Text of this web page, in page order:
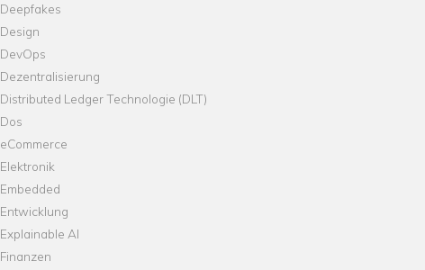
Deepfakes
Design
DevOps
Dezentralisierung
Distributed Ledger Technologie (DLT)
Dos
eCommerce
Elektronik
Embedded
Entwicklung
Explainable AI
Finanzen